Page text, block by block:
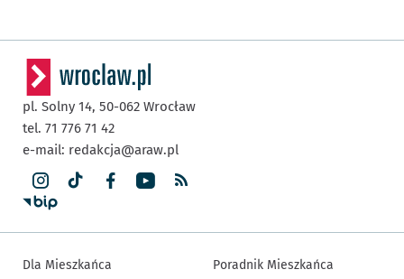
pl. Solny 14, 50-062 Wrocław
tel. 71 776 71 42
e-mail: redakcja@araw.pl
Dla Mieszkańca
Poradnik Mieszkańca